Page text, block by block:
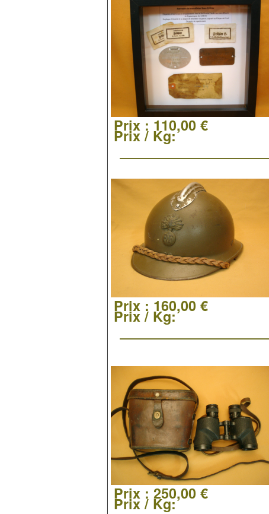
Prix : 110,00 €
Prix / Kg:
Prix : 160,00 €
Prix / Kg:
Prix : 250,00 €
Prix / Kg: